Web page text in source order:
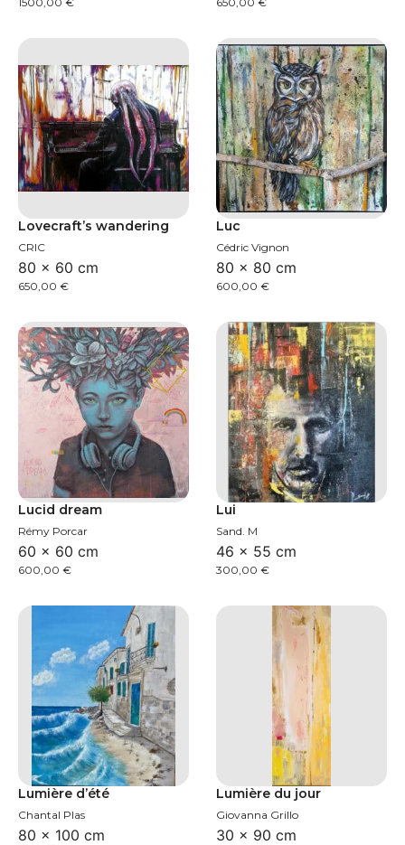
Lovecraft’s wandering
CRIC
80 × 60 cm
650,00 €
Luc
Cédric Vignon
80 × 80 cm
600,00 €
Lucid dream
Rémy Porcar
60 × 60 cm
600,00 €
Lui
Sand. M
46 × 55 cm
300,00 €
Lumière d’été
Chantal Plas
80 × 100 cm
Lumière du jour
Giovanna Grillo
30 × 90 cm